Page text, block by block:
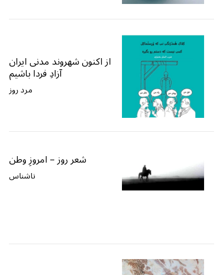
از اکنون شهروند مدنی ایران
آزادِ فردا باشیم
مرد روز
شعر روز – امروزِ وطن
ناشناس